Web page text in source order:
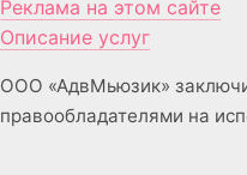
Реклама на этом сайте
Описание услуг
ООО «АдвМьюзик»
правообладателями на